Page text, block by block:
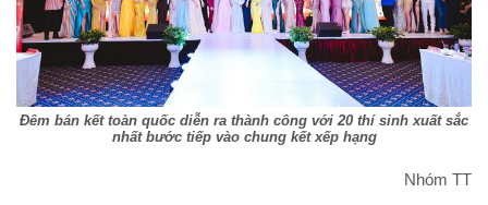
Đêm bán kết toàn quốc diễn ra thành công với 20 thí sinh xuất sắc
nhất bước tiếp vào chung kết xếp hạng
Nhóm TT